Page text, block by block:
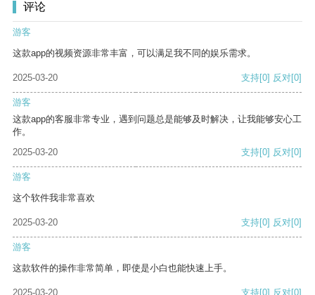
评论
游客
这款app的视频资源非常丰富，可以满足我不同的娱乐需求。
2025-03-20 支持[0] 反对[0]
游客
这款app的客服非常专业，遇到问题总是能够及时解决，让我能够安心工
作。
2025-03-20
支持[0] 反对[0]
游客
这个软件我非常喜欢
2025-03-20 支持[0] 反对[0]
游客
这款软件的操作非常简单，即使是小白也能快速上手。
2025-03-20 支持[0] 反对[0]